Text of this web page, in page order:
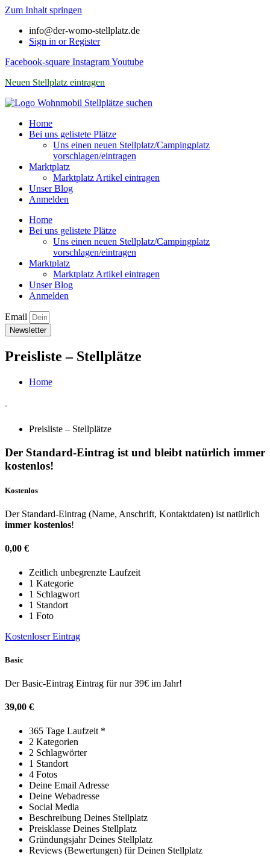
Zum Inhalt springen
info@der-womo-stellplatz.de
Sign in or Register
Facebook-square InstagramYoutube
Neuen Stellplatz eintragen
Home
Bei uns gelistete Plätze
Uns einen neuen Stellplatz/Campingplatz
vorschlagen/eintragen
Marktplatz
Marktplatz Artikel eintragen
Unser Blog
Anmelden
Home
Bei uns gelistete Plätze
Uns einen neuen Stellplatz/Campingplatz
vorschlagen/eintragen
Marktplatz
Marktplatz Artikel eintragen
Unser Blog
Anmelden
Email
Newsletter
Preisliste – Stellplätze
Home
-
Preisliste – Stellplätze
Der Standard-Eintrag ist und bleibt natürlich immer
kostenlos!
Kostenlos
Der Standard-Eintrag (Name, Anschrift, Kontaktdaten) ist natürlich
immer kostenlos!
0,00 €
Zeitlich unbegrenzte Laufzeit
1 Kategorie
1 Schlagwort
1 Standort
1 Foto
Kostenloser Eintrag
Basic
Der Basic-Eintrag Eintrag für nur 39€ im Jahr!
39,00 €
365 Tage Laufzeit *
2 Kategorien
2 Schlagwörter
1 Standort
4 Fotos
Deine Email Adresse
Deine Webadresse
Social Media
Beschreibung Deines Stellplatz
Preisklasse Deines Stellplatz
Gründungsjahr Deines Stellplatz
Reviews (Bewertungen) für Deinen Stellplatz